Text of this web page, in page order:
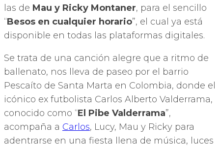
las de Mau y Ricky Montaner, para el sencillo
“Besos en cualquier horario”, el cual ya está
disponible en todas las plataformas digitales.
Se trata de una canción alegre que a ritmo de
ballenato, nos lleva de paseo por el barrio
Pescaíto de Santa Marta en Colombia, donde el
icónico ex futbolista Carlos Alberto Valderrama,
conocido como “El Pibe Valderrama”,
acompaña a Carlos, Lucy, Mau y Ricky para
adentrarse en una fiesta llena de música, luces